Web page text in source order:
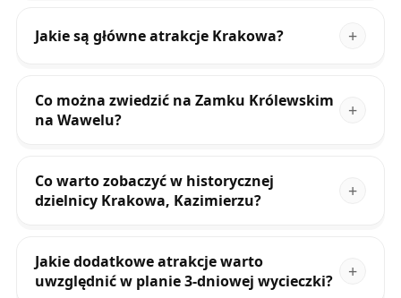
Jakie są główne atrakcje Krakowa?
Co można zwiedzić na Zamku Królewskim
na Wawelu?
Co warto zobaczyć w historycznej
dzielnicy Krakowa, Kazimierzu?
Jakie dodatkowe atrakcje warto
uwzględnić w planie 3-dniowej wycieczki?